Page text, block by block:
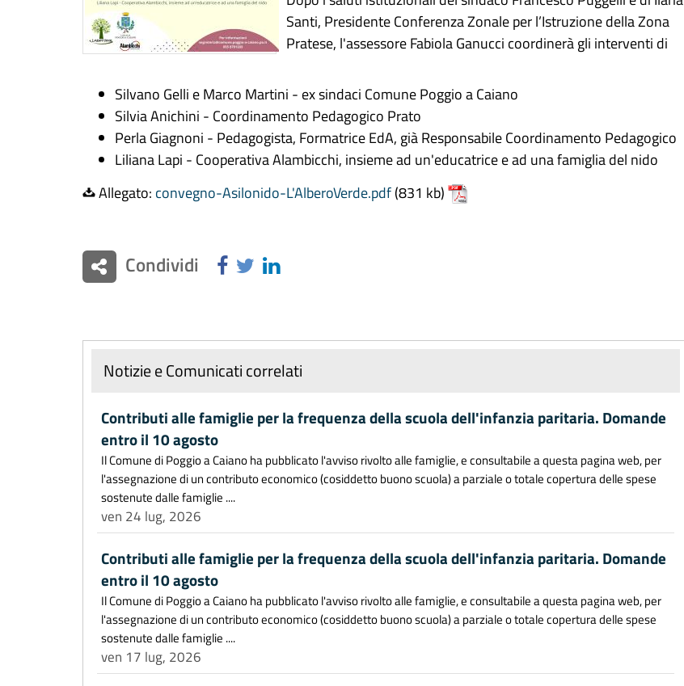
Santi, Presidente Conferenza Zonale per l’Istruzione della Zona
Pratese, l'assessore Fabiola Ganucci coordinerà gli interventi di
Silvano Gelli e Marco Martini - ex sindaci Comune Poggio a Caiano
Silvia Anichini - Coordinamento Pedagogico Prato
Perla Giagnoni - Pedagogista, Formatrice EdA, già Responsabile Coordinamento Pedagogico
Liliana Lapi - Cooperativa Alambicchi, insieme ad un'educatrice e ad una famiglia del nido
Allegato: convegno-Asilonido-L'AlberoVerde.pdf(831 kb)
Condividi
Notizie e Comunicati correlati
Contributi alle famiglie per la frequenza della scuola dell'infanzia paritaria. Domande
entro il 10 agosto
Il Comune di Poggio a Caiano ha pubblicato l'avviso rivolto alle famiglie, e consultabile a questa pagina web, per
l'assegnazione di un contributo economico (cosiddetto buono scuola) a parziale o totale copertura delle spese
sostenute dalle famiglie ....
ven 24 lug, 2026
Contributi alle famiglie per la frequenza della scuola dell'infanzia paritaria. Domande
entro il 10 agosto
Il Comune di Poggio a Caiano ha pubblicato l'avviso rivolto alle famiglie, e consultabile a questa pagina web, per
l'assegnazione di un contributo economico (cosiddetto buono scuola) a parziale o totale copertura delle spese
sostenute dalle famiglie ....
ven 17 lug, 2026